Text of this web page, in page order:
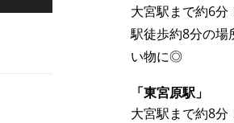
大宮駅まで約6分
駅徒歩約8分の場
い物に◎
「東宮原駅」
大宮駅まで約8分